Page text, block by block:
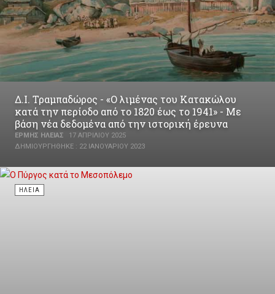
Δ.Ι. Τραμπαδώρος - «Ο λιμένας του Κατακώλου
κατά την περίοδο από το 1820 έως το 1941» - Με
βάση νέα δεδομένα από την ιστορική έρευνα
ΕΡΜΉΣ ΗΛΕΊΑΣ
17 ΑΠΡΙΛΊΟΥ 2025
ΔΗΜΙΟΥΡΓΉΘΗΚΕ : 22 ΙΑΝΟΥΑΡΊΟΥ 2023
ΗΛΕΊΑ